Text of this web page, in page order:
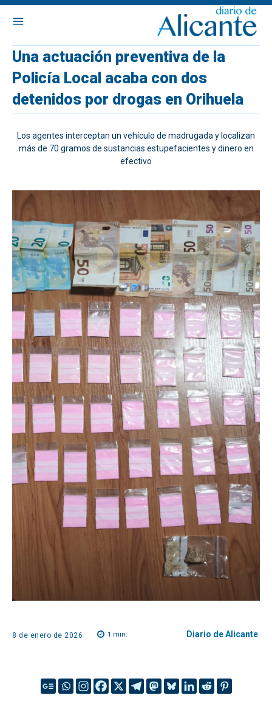
Una actuación preventiva de la
Policía Local acaba con dos
detenidos por drogas en Orihuela
Los agentes interceptan un vehículo de madrugada y localizan
más de 70 gramos de sustancias estupefacientes y dinero en
efectivo
8 de enero de 2026 1 min. Diario de Alicante